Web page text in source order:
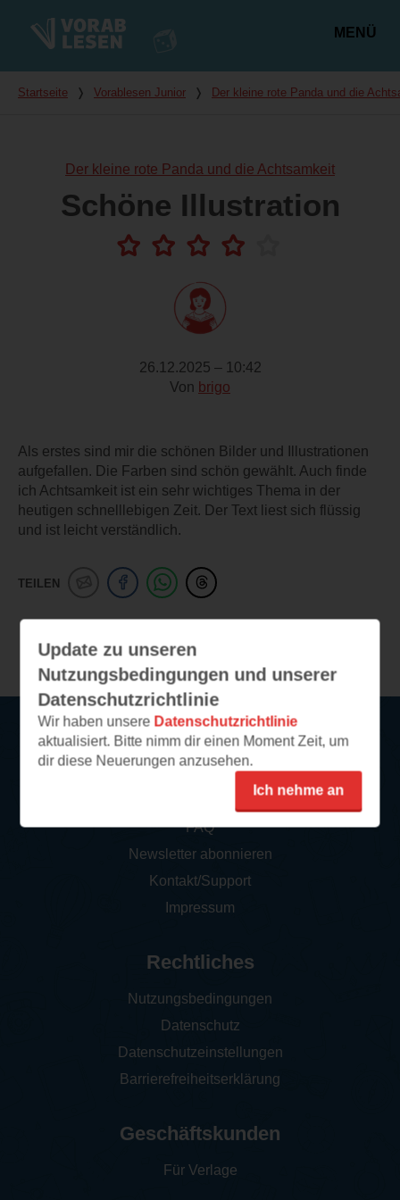
MENÜ
Du bist hier
Startseite ❭ Vorablesen Junior ❭ Der kleine rote Panda und die
Der kleine rote Panda und die Achtsamkeit
Schöne Illustration
26.12.2025 – 10:42
Von brigo
Als erstes sind mir die schönen Bilder und Illustrationen
aufgefallen. Die Farben sind schön gewählt. Auch finde
ich Achtsamkeit ist ein sehr wichtiges Thema in der
heutigen schnelllebigen Zeit. Der Text liest sich flüssig
und ist leicht verständlich.
TEILEN
Update zu unseren
Nutzungsbedingungen und unserer
Datenschutzrichtlinie
Wir haben unsere Datenschutzrichtlinie
aktualisiert. Bitte nimm dir einen Moment Zeit, um
dir diese Neuerungen anzusehen.
Ich nehme an
Service
FAQ
Newsletter abonnieren
Kontakt/Support
Impressum
Rechtliches
Nutzungsbedingungen
Datenschutz
Datenschutzeinstellungen
Barrierefreiheitserklärung
Geschäftskunden
Für Verlage